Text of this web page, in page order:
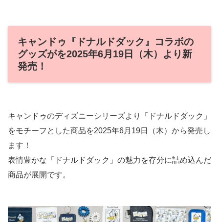
キャンドゥ『ドナルドダック』コラボの
グッズがを2025年6月19日（木）より新
発売！
キャンドゥのディズニーシリーズより「ドナルドダック」
をモチーフとした商品を2025年6月19日（木）から発売し
ます！
表情豊かな「ドナルドダック」の魅力を存分に詰め込んだ
商品が展開です。